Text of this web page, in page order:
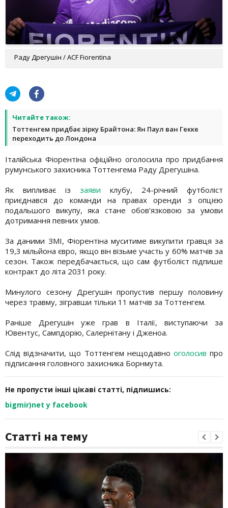
Раду Дрегушін / ACF Fiorentina
Читайте також:
Тоттенгем придбає зірку Брайтона: Ян Паул ван Гекке
переходить до Лондона
Італійська Фіорентіна офіційно оголосила про придбання
румунського захисника Тоттенгема Раду Дрегушіна.
Як випливає із заяви клубу, 24-річний футболіст
приєднався до команди на правах оренди з опцією
подальшого викупу, яка стане обов’язковою за умови
дотримання певних умов.
За даними ЗМІ, Фіорентіна муситиме викупити гравця за
19,3 мільйона євро, якщо він візьме участь у 60% матчів за
сезон. Також передбачається, що сам футболіст підпише
контракт до літа 2031 року.
Минулого сезону Дрегушін пропустив першу половину
через травму, зігравши тільки 11 матчів за Тоттенгем.
Раніше Дрегушін уже грав в Італії, виступаючи за
Ювентус, Сампдорію, Салернітану і Дженоа.
Слід відзначити, що Тоттенгем нещодавно оголосив про
підписання головного захисника Борнмута.
Не пропусти інші цікаві статті, підпишись:
bigmir)net у facebook
Статті на тему